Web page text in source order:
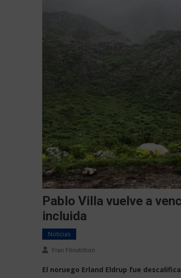
Pablo Villa vuelve a
incluida
Noticias
Fran Fitnutrition
El noruego Erland Eldrup fue